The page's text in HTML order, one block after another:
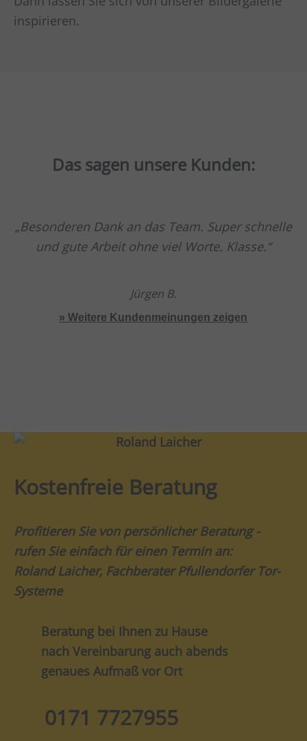
inspirieren.
Das sagen unsere Kunden:
Besonderen Dank an das Team. Super schnelle
und gute Arbeit ohne viel Worte. Klasse.
Jürgen B.
» Weitere Kundenmeinungen zeigen
Kostenfreie Beratung
Profitieren Sie von persönlicher Beratung -
rufen Sie einfach für einen Termin an:
Roland Laicher, Fachberater Pfullendorfer Tor-
Systeme
Beratung bei Ihnen zu Hause
nach Vereinbarung auch abends
genaues Aufmaß vor Ort
0171 7727955